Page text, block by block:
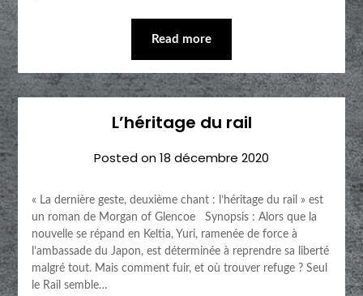
Read more
L’héritage du rail
Posted on18 décembre 2020
« La dernière geste, deuxième chant : l’héritage du rail » est
un roman de Morgan of Glencoe Synopsis : Alors que la
nouvelle se répand en Keltia, Yuri, ramenée de force à
l’ambassade du Japon, est déterminée à reprendre sa liberté
malgré tout. Mais comment fuir, et où trouver refuge ? Seul
le Rail semble…